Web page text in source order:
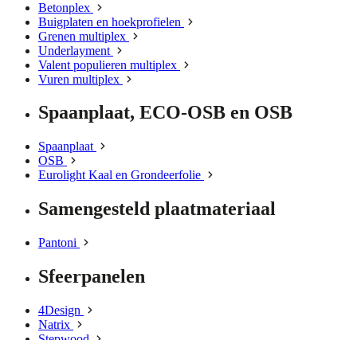
Betonplex
Buigplaten en hoekprofielen
Grenen multiplex
Underlayment
Valent populieren multiplex
Vuren multiplex
Spaanplaat, ECO-OSB en OSB
Spaanplaat
OSB
Eurolight Kaal en Grondeerfolie
Samengesteld plaatmateriaal
Pantoni
Sfeerpanelen
4Design
Natrix